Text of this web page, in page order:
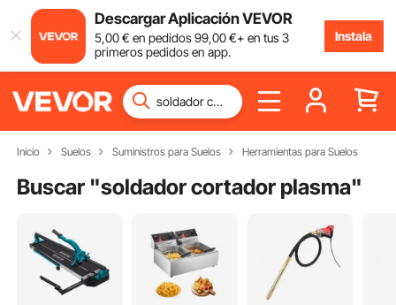
Descargar Aplicación VEVOR
5,00€ en pedidos99,00€+ en tus 3
primeros pedidos en app.
Instala
Inicio Suelos Suministros para Suelos Herramientas para Suelos
Buscar "soldador cortador plasma"